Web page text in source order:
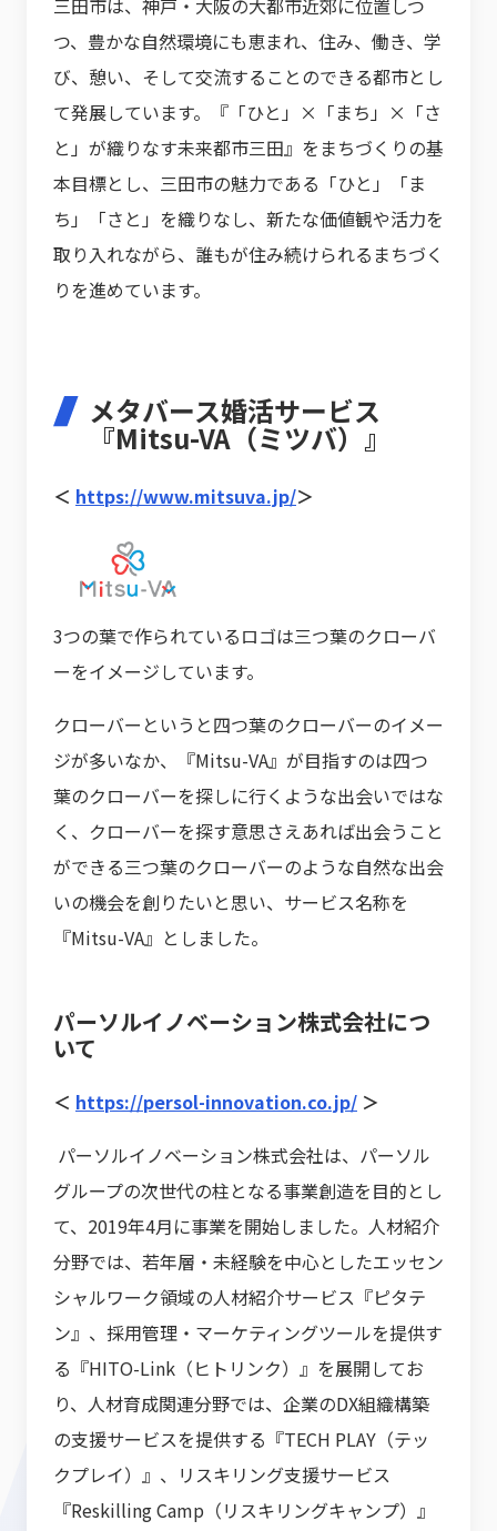
三田市は、神戸・大阪の大都市近郊に位置しつ
つ、豊かな自然環境にも恵まれ、住み、働き、学
び、憩い、そして交流することのできる都市とし
て発展しています。『「ひと」×「まち」×「さ
と」が織りなす未来都市三田』をまちづくりの基
本目標とし、三田市の魅力である「ひと」「ま
ち」「さと」を織りなし、新たな価値観や活力を
取り入れながら、誰もが住み続けられるまちづく
りを進めています。
メタバース婚活サービス
『Mitsu-VA（ミツバ）』
＜ https://www.mitsuva.jp/＞
3つの葉で作られているロゴは三つ葉のクローバ
ーをイメージしています。
クローバーというと四つ葉のクローバーのイメー
ジが多いなか、『Mitsu-VA』が目指すのは四つ
葉のクローバーを探しに行くような出会いではな
く、クローバーを探す意思さえあれば出会うこと
ができる三つ葉のクローバーのような自然な出会
いの機会を創りたいと思い、サービス名称を
『Mitsu-VA』としました。
パーソルイノベーション株式会社につ
いて
＜ https://persol-innovation.co.jp/ ＞
パーソルイノベーション株式会社は、パーソル
グループの次世代の柱となる事業創造を目的とし
て、2019年4月に事業を開始しました。人材紹介
分野では、若年層・未経験を中心としたエッセン
シャルワーク領域の人材紹介サービス『ピタテ
ン』、採用管理・マーケティングツールを提供す
る『HITO-Link（ヒトリンク）』を展開してお
り、人材育成関連分野では、企業のDX組織構築
の支援サービスを提供する『TECH PLAY（テッ
クプレイ）』、リスキリング支援サービス
『Reskilling Camp（リスキリングキャンプ）』